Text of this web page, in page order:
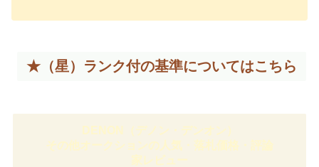
★（星）ランク付の基準についてはこちら
DENON（デノン・デンオン）
その他オークションの人気・落札価格・評論
家レビュー